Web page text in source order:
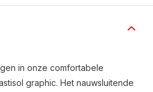
in onze comfortabele
graphic. Het nauwsluitende